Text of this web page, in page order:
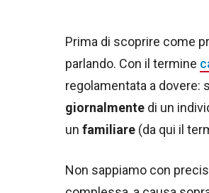
Prima di scoprire come
parlando. Con il termine
regolamentata a dovere:
giornalmente di un
un familiare (da qui il
Non sappiamo con